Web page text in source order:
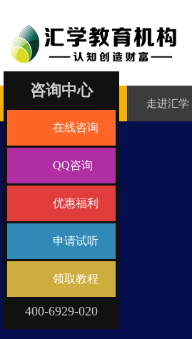
汇学首页 走进汇学
咨询中心
在线咨询
QQ咨询
优惠福利
申请试听
领取教程
400-6929-020